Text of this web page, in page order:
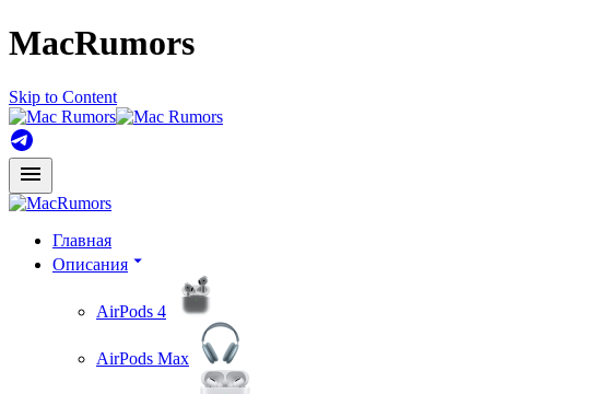
MacRumors
Skip to Content
Главная
Описания
AirPods 4
AirPods Max